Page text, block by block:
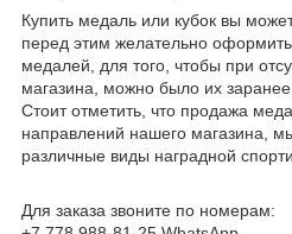
Купить медаль или кубок вы
перед этим желательно
медалей, для того, чтобы при
магазина, можно было их заранее
Стоит отметить, что продажа
направлений нашего магазина,
различные виды наградной
Для заказа звоните по номерам: